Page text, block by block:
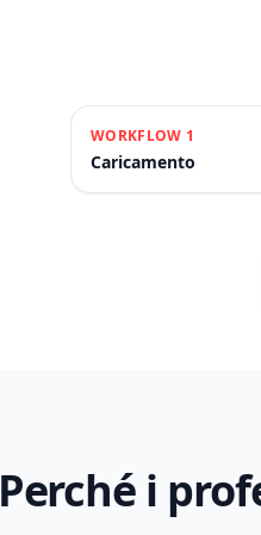
WORKFLOW 1
Caricamento
Perché i